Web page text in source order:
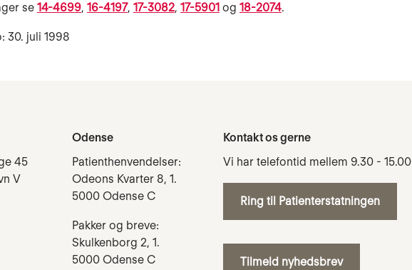
se 14-4699, 16-4197, 17-3082, 17-5901 og 18-2074.
30. juli 1998
45
V
Odense
Patienthenvendelser:
Odeons Kvarter 8, 1.
5000 Odense C
Pakker og breve:
Skulkenborg 2, 1.
5000 Odense C
Kontakt os gerne
Vi har telefontid mellem 9.30 - 15.00
Ring til Patienterstatningen
Tilmeld nyhedsbrev